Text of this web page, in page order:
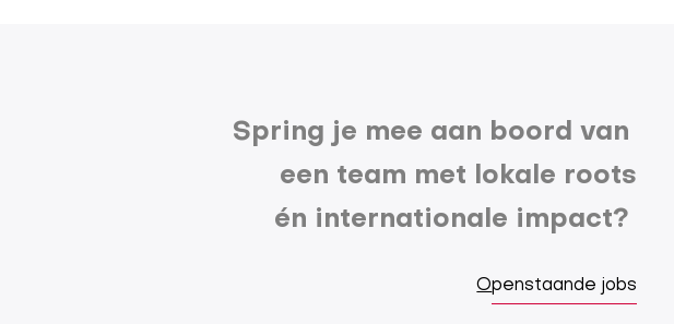
Spring je mee aan boord van
een team met lokale roots
én internationale impact?
Openstaande jobs